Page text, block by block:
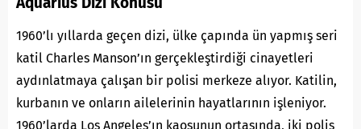
1960’lı yıllarda geçen dizi, ülke çapında ün yapmış seri
katil Charles Manson’ın gerçekleştirdiği cinayetleri
aydınlatmaya çalışan bir polisi merkeze alıyor. Katilin,
kurbanın ve onların ailelerinin hayatlarının işleniyor.
1960’larda Los Angeles’ın kaosunun ortasında, iki polis